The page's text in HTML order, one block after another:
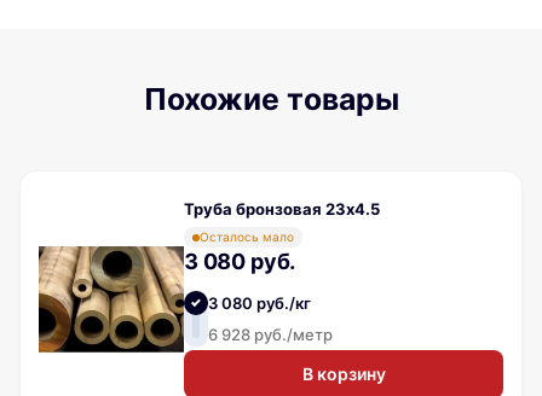
Похожие товары
Труба бронзовая 23х4.5
Осталось мало
3 080 руб.
3 080 руб./кг
6 928 руб./метр
В корзину